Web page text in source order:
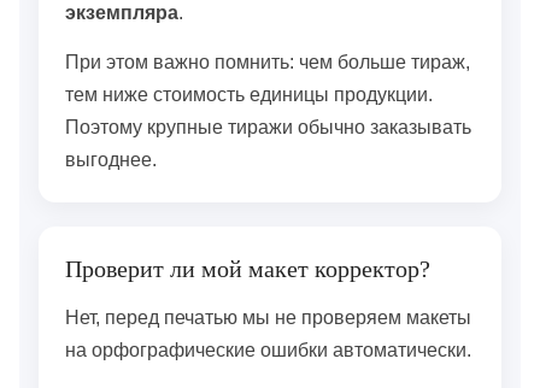
экземпляра.
При этом важно помнить: чем больше тираж,
тем ниже стоимость единицы продукции.
Поэтому крупные тиражи обычно заказывать
выгоднее.
Проверит ли мой макет корректор?
Нет, перед печатью мы не проверяем макеты
на орфографические ошибки автоматически.